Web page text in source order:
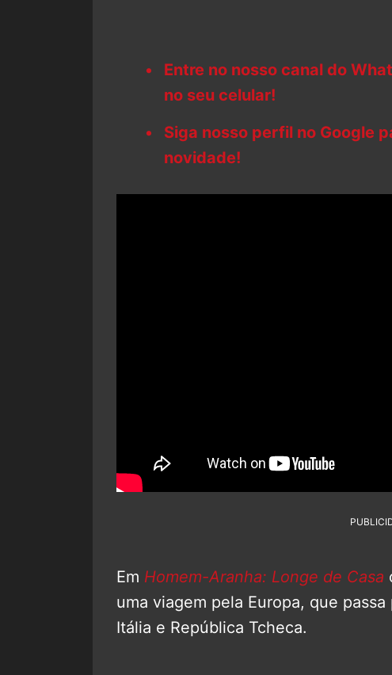
Entre no nosso canal do
no seu celular!
Siga nosso perfil no Google
novidade!
Em Homem-Aranha: Longe de Casa
uma viagem pela Europa, que
Itália e República Tcheca.